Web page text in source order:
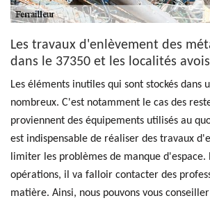
Les travaux d'enlèvement des
dans le 37350 et les localités
Les éléments inutiles qui sont stockés dans
nombreux. C'est notamment le cas des
proviennent des équipements utilisés au
est indispensable de réaliser des travaux
limiter les problèmes de manque d'espace.
opérations, il va falloir contacter des
matière. Ainsi, nous pouvons vous